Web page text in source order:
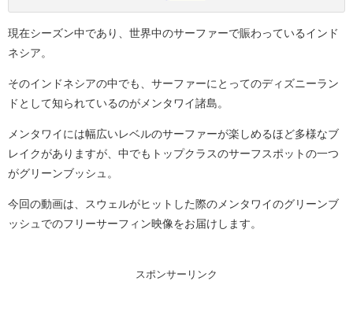
現在シーズン中であり、世界中のサーファーで賑わっているインド
ネシア。
そのインドネシアの中でも、サーファーにとってのディズニーラン
ドとして知られているのがメンタワイ諸島。
メンタワイには幅広いレベルのサーファーが楽しめるほど多様なブ
レイクがありますが、中でもトップクラスのサーフスポットの一つ
がグリーンブッシュ。
今回の動画は、スウェルがヒットした際のメンタワイのグリーンブ
ッシュでのフリーサーフィン映像をお届けします。
スポンサーリンク